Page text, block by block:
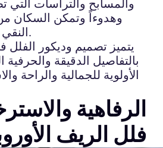
والمسابح والتراسات التي
وهدوءاً وتمكن السكان من
النقي والإطلالات الخلابة.
يتميز تصميم وديكور الفلل
بالتفاصيل الدقيقة
الأولوية للجمالية والراحة
الرفاهية
فلل الريف